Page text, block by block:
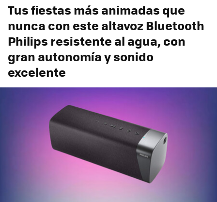
Tus fiestas más animadas que
nunca con este altavoz Bluetooth
Philips resistente al agua, con
gran autonomía y sonido
excelente